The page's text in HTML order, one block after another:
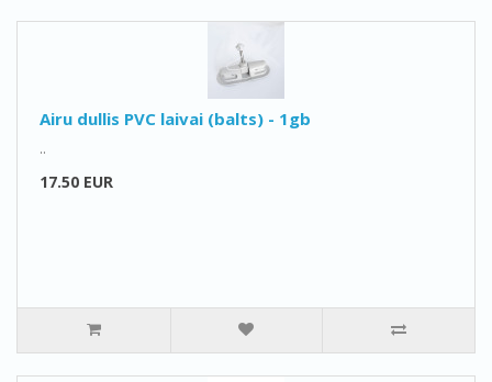
Airu dullis PVC laivai (balts) - 1gb
..
17.50 EUR